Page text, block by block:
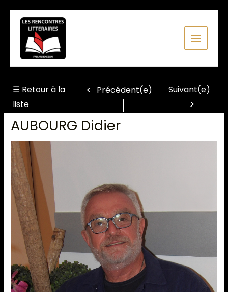
contenu
☰ Retour à la
liste
Précédent(e) Suivant(e)
AUBOURG Didier